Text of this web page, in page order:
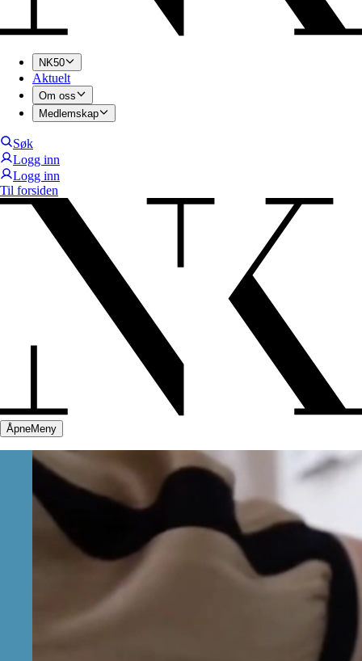
NK50
Aktuelt
Om oss
Medlemskap
Søk
Logg inn
Logg inn
Til forsiden
ÅpneMeny